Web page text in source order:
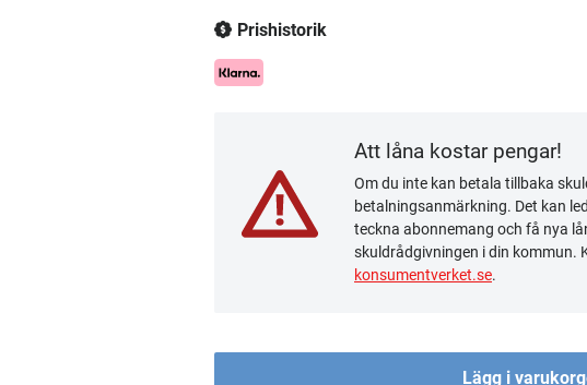
Prishistorik
Att låna kostar pengar!
Om du inte kan betala tillbaka
betalningsanmärkning. Det kan
teckna abonnemang och få nya
skuldrådgivningen i din kommun.
konsumentverket.se.
Lägg i